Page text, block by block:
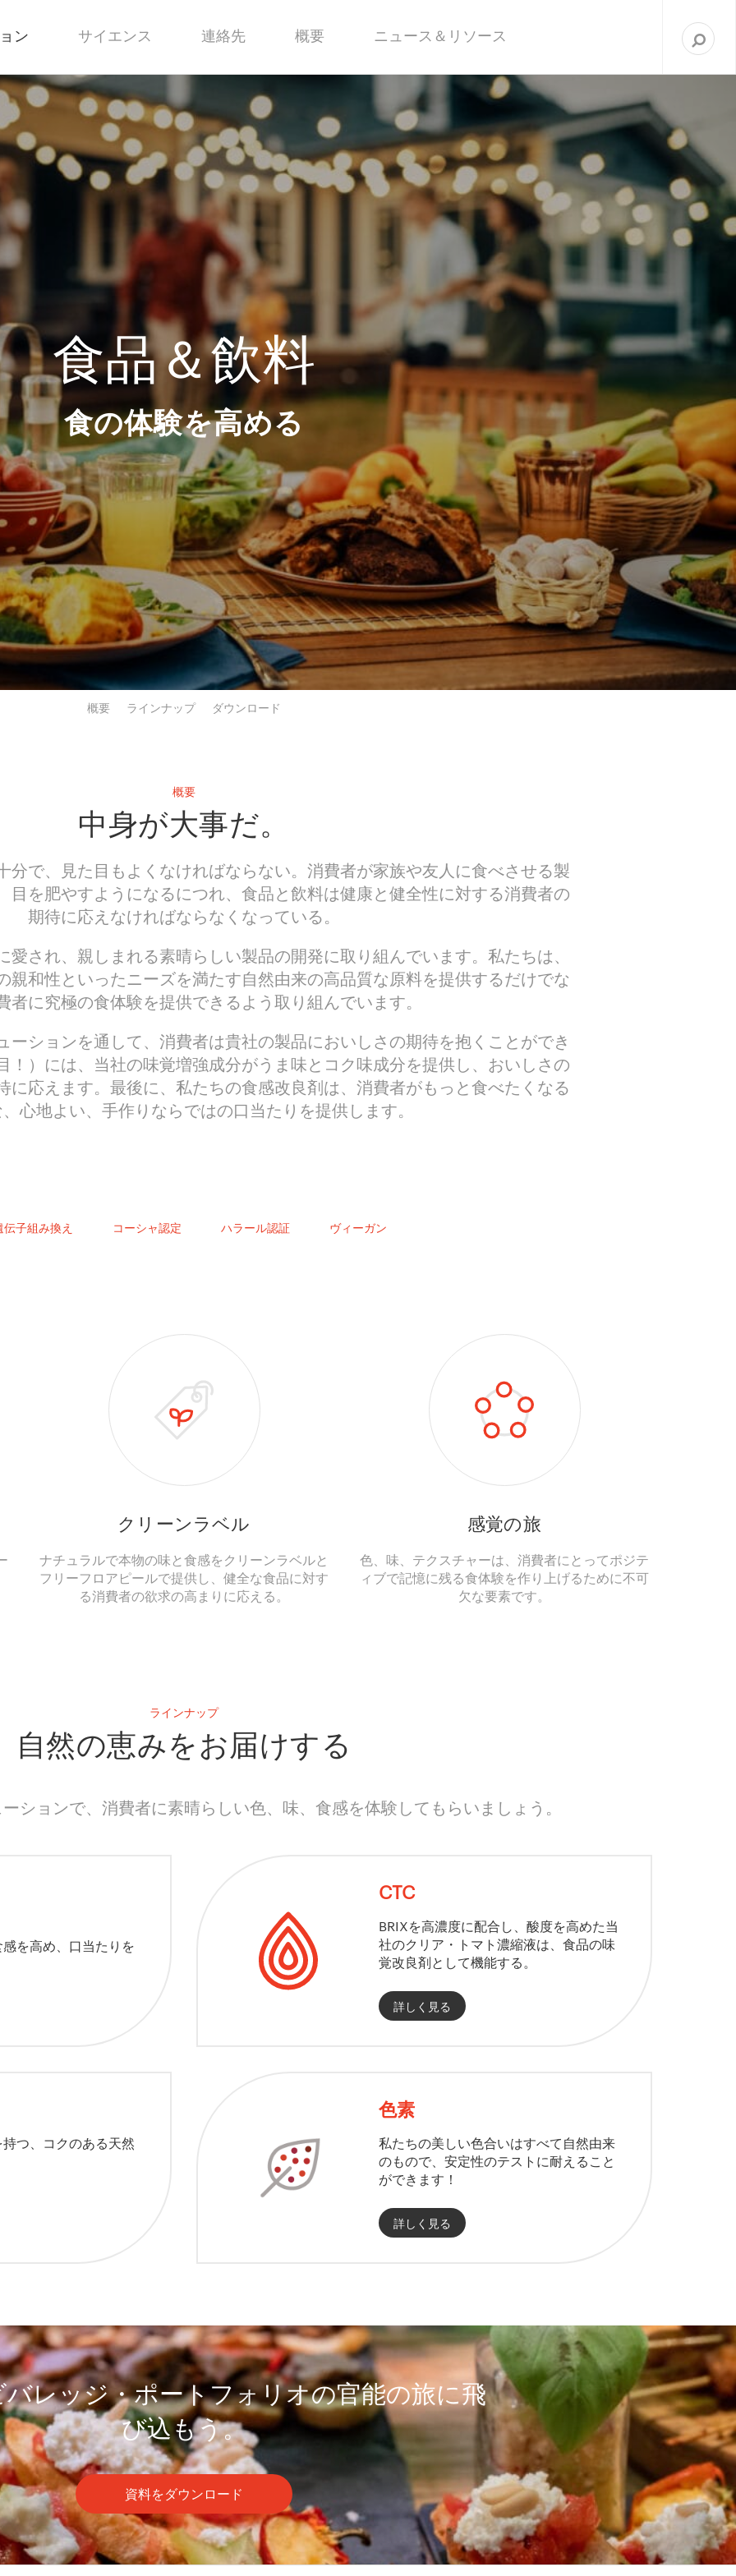
ン サイエンス 連絡先 概要 ニュース＆リソース
食品＆飲料
食の体験を高める
概要 ラインナップ ダウンロード
概要
中身が大事だ。
分で、見た目もよくなければならない。消費者が家族や友人に食べさせる製
目を肥やすようになるにつれ、食品と飲料は健康と健全性に対する消費者の
期待に応えなければならなくなっている。
され、親しまれる素晴らしい製品の開発に取り組んでいます。私たちは、
親和性といったニーズを満たす自然由来の高品質な原料を提供するだけでな
者に究極の食体験を提供できるよう取り組んでいます。
ーションを通して、消費者は貴社の製品においしさの期待を抱くことができ
！）には、当社の味覚増強成分がうま味とコク味成分を提供し、おいしさの
に応えます。最後に、私たちの食感改良剤は、消費者がもっと食べたくなる
心地よい、手作りならではの口当たりを提供します。
伝子組み換え コーシャ認定 ハラール認証 ヴィーガン
クリーンラベル
ナチュラルで本物の味と食感をクリーンラベルと
フリーフロアピールで提供し、健全な食品に対す
る消費者の欲求の高まりに応える。
感覚の旅
色、味、テクスチャーは、消費者にとってポジテ
ィブで記憶に残る食体験を作り上げるために不可
欠な要素です。
ラインナップ
自然の恵みをお届けする
ションで、消費者に素晴らしい色、味、食感を体験してもらいましょう。
を高め、口当たりを
CTC
BRIXを高濃度に配合し、酸度を高めた当
社のクリア・トマト濃縮液は、食品の味
覚改良剤として機能する。
詳しく見る
つ、コクのある天然
色素
私たちの美しい色合いはすべて自然由来
のもので、安定性のテストに耐えること
ができます！
詳しく見る
レッジ・ポートフォリオの官能の旅に飛
び込もう。
資料をダウンロード